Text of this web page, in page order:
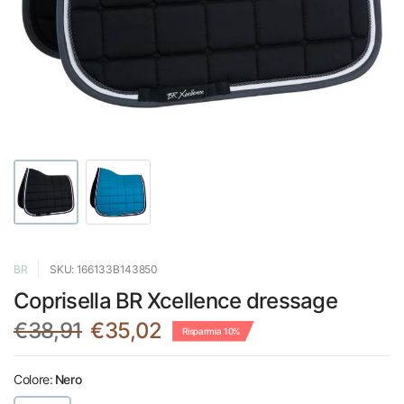
BR SKU: 166133B143850
Coprisella BR Xcellence dressage
€38,91 €35,02 Risparmia 10%
Colore: Nero